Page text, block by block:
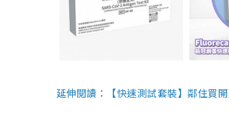
延伸閱讀：【快速測試套裝】鄰住買